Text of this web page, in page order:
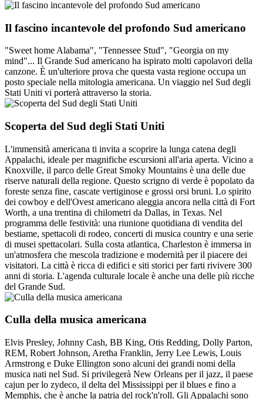
Il fascino incantevole del profondo Sud americano
"Sweet home Alabama", "Tennessee Stud", "Georgia on my
mind"... Il Grande Sud americano ha ispirato molti capolavori della
canzone. È un'ulteriore prova che questa vasta regione occupa un
posto speciale nella mitologia americana. Un viaggio nel Sud degli
Stati Uniti vi porterà attraverso la storia.
Scoperta del Sud degli Stati Uniti
L'immensità americana ti invita a scoprire la lunga catena degli
Appalachi, ideale per magnifiche escursioni all'aria aperta. Vicino a
Knoxville, il parco delle Great Smoky Mountains è una delle due
riserve naturali della regione. Questo scrigno di verde è popolato da
foreste senza fine, cascate vertiginose e grossi orsi bruni. Lo spirito
dei cowboy e dell'Ovest americano aleggia ancora nella città di Fort
Worth, a una trentina di chilometri da Dallas, in Texas. Nel
programma delle festività: una riunione quotidiana di vendita del
bestiame, spettacoli di rodeo, concerti di musica country e una serie
di musei spettacolari. Sulla costa atlantica, Charleston è immersa in
un'atmosfera che mescola tradizione e modernità per il piacere dei
visitatori. La città è ricca di edifici e siti storici per farti rivivere 300
anni di storia. L'agenda culturale locale è anche una delle più ricche
del Grande Sud.
Culla della musica americana
Elvis Presley, Johnny Cash, BB King, Otis Redding, Dolly Parton,
REM, Robert Johnson, Aretha Franklin, Jerry Lee Lewis, Louis
Armstrong e Duke Ellington sono alcuni dei grandi nomi della
musica nati nel Sud. Si privilegerà New Orleans per il jazz, il paese
cajun per lo zydeco, il delta del Mississippi per il blues e fino a
Memphis, che è anche la patria del rock'n'roll. Gli Appalachi sono